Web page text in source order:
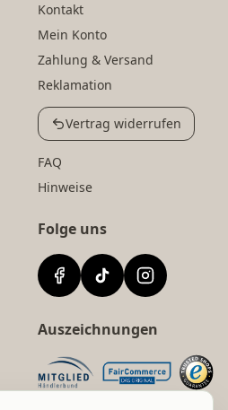
Kontakt
Mein Konto
Zahlung & Versand
Reklamation
Vertrag widerrufen
FAQ
Hinweise
Folge uns
Auszeichnungen